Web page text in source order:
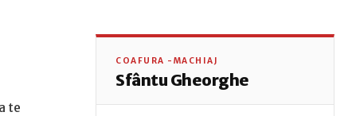
te
COAFURA -MACHIAJ
Sfântu Gheorghe